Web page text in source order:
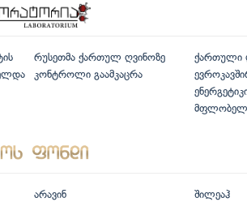
რუსეთმა ქართულ ღვინოზე
კონტროლი გაამკაცრა
ქართული
არავინ შილეაჰ